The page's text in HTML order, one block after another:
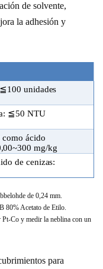
de solvente,
la adhesión y
unidades
≦50 NTU
como ácido
mg/kg
de cenizas:
de 0,24 mm.
80% Acetato de Etilo.
Pt-Co y medir la neblina con un
para